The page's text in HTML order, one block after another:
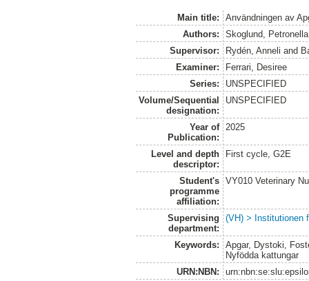
Main title:
Användningen av
Authors:
Skoglund, Petronella
Supervisor:
Rydén, Anneli and
Examiner:
Ferrari, Desiree
Series:
UNSPECIFIED
Volume/Sequential
designation:
UNSPECIFIED
Year of
Publication:
2025
Level and depth
descriptor:
First cycle, G2E
Student's
programme
affiliation:
VY010 Veterinary
Supervising
department:
(VH) > Institutionen
Keywords:
Apgar, Dystoki,
Nyfödda kattungar
URN:NBN: